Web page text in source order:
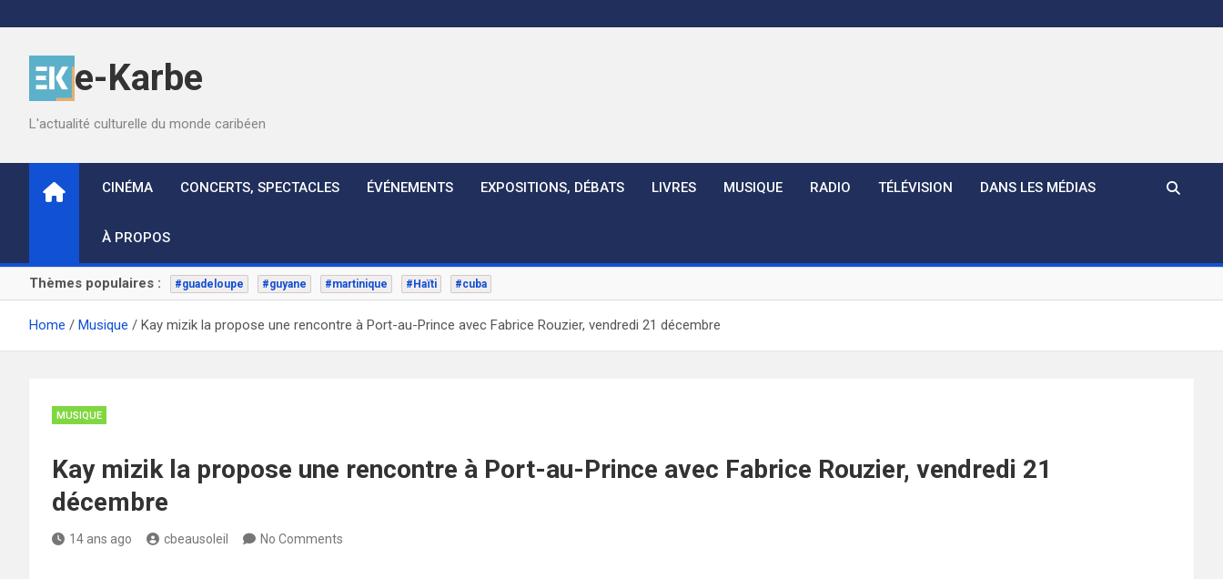
to
content
e-Karbe
L'actualité culturelle du monde caribéen
CINÉMA CONCERTS, SPECTACLES ÉVÉNEMENTS EXPOSITIONS, DÉBATS LIVRES MUSIQUE RADIO TÉLÉVISION DANS LES MÉDIAS
À PROPOS
Thèmes populaires : #guadeloupe #guyane #martinique #Haïti #cuba
Home Musique Kay mizik la propose une rencontre à Port-au-Prince avec Fabrice Rouzier, vendredi 21 décembre
MUSIQUE
Kay mizik la propose une rencontre à Port-au-Prince avec Fabrice Rouzier, vendredi 21
décembre
14 ans ago cbeausoleil No Comments